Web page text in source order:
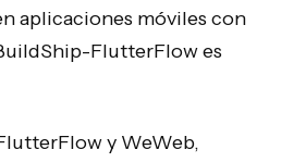
aplicaciones móviles con
FlutterFlow es
y WeWeb,